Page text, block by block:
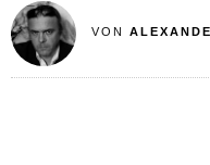
VON